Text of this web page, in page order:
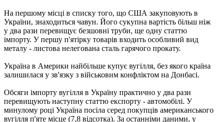
На першому місці в списку того, що США закуповують в
України, знаходиться чавун. Його сукупна вартість більш ніж
у два рази перевищує безшовні труби, ще одну статтю
імпорту. У першу п'ятірку товарів входить особливий вид
металу - листова нелегована сталь гарячого прокату.
Україна в Америки найбільше купує вугілля, без якого країна
залишилася у зв'язку з військовим конфліктом на Донбасі.
Обсяги імпорту вугілля в Україну практично у два рази
перевищують наступну статтю експорту - автомобілі. У
минулому році Україна посіла серед покупців американського
вугілля п'яте місце (7,8 відсотка). За останніми даними, у